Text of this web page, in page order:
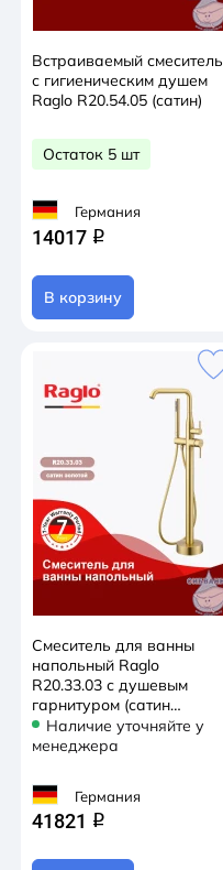
Встраиваемый смеситель
с гигиеническим душем
Raglo R20.54.05 (сатин)
Остаток 5 шт
Германия
14017 q
В корзину
Смеситель для ванны
напольный Raglo
R20.33.03 с душевым
гарнитуром (сатин
золотой)
Наличие уточняйте у
менеджера
Германия
41821 q